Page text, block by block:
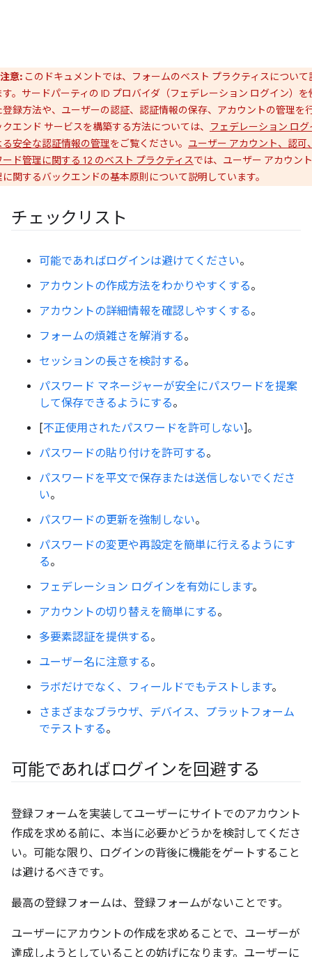
注意: このドキュメントでは、フォームのベスト プラクティスについて
す。サードパーティの ID プロバイダ（フェデレーション ログイン）を
登録方法や、ユーザーの認証、認証情報の保存、アカウントの管理を
エンド サービスを構築する方法については、
フェデレーション ログ
る安全な認証情報の管理をご覧ください。 ユーザー アカウント、認可
ード管理に関する 12 のベスト プラクティスでは、ユーザー アカウン
に関するバックエンドの基本原則について説明しています。
チェックリスト
可能であればログインは避けてください。
アカウントの作成方法をわかりやすくする。
アカウントの詳細情報を確認しやすくする。
フォームの煩雑さを解消する。
セッションの長さを検討する。
パスワード マネージャーが安全にパスワードを提案
して保存できるようにする。
[不正使用されたパスワードを許可しない]。
パスワードの貼り付けを許可する。
パスワードを平文で保存または送信しないでくださ
い。
パスワードの更新を強制しない。
パスワードの変更や再設定を簡単に行えるようにす
る。
フェデレーション ログインを有効にします。
アカウントの切り替えを簡単にする。
多要素認証を提供する。
ユーザー名に注意する。
ラボだけでなく、フィールドでもテストします。
さまざまなブラウザ、デバイス、プラットフォーム
でテストする。
可能であればログインを回避する
登録フォームを実装してユーザーにサイトでのアカウント
作成を求める前に、本当に必要かどうかを検討してくださ
い。可能な限り、ログインの背後に機能をゲートすること
は避けるべきです。
最高の登録フォームは、登録フォームがないことです。
ユーザーにアカウントの作成を求めることで、ユーザーが
達成しようとしていることの妨げになります。ユーザーに